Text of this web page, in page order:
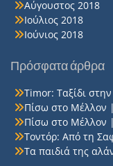
Αύγουστος 2018
Ιούλιος 2018
Ιούνιος 2018
Πρόσφατα άρθρα
Timor: Ταξίδι
Πίσω στο Μέλλον
Πίσω στο Μέλλον
Τοντόρ: Από τη
Τα παιδιά της